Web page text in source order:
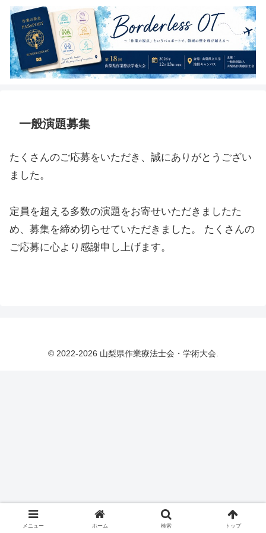
一般演題募集
たくさんのご応募をいただき、誠にありがとうござい
ました。
定員を超える多数の演題をお寄せいただきましたた
め、募集を締め切らせていただきました。 たくさんの
ご応募に心より感謝申し上げます。
© 2022-2026 山梨県作業療法士会・学術大会.
メニュー ホーム 検索 トップ